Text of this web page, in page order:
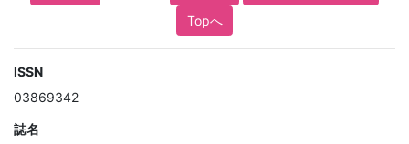
Topへ
ISSN
03869342
誌名